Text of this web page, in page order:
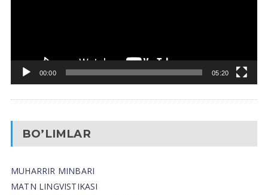
00:00 05:20
BO’LIMLAR
MUHARRIR MINBARI
MATN LINGVISTIKASI